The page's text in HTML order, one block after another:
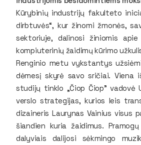
Kūrybinių industrijų fakulteto
dirbtuvės“, kur žinomi žmonės,
sektoriuje, dalinosi žiniomis
kompiuterinių žaidimų kūrimo
Renginio metu vykstantys
dėmesį skyrė savo sričiai. Viena
studijų tinklo „Čiop Čiop”
verslo strategijas, kurios leis
dizaineris Laurynas Vainius visus
šiandien kuria žaidimus.
dalyviais dalijosi sėkmingo